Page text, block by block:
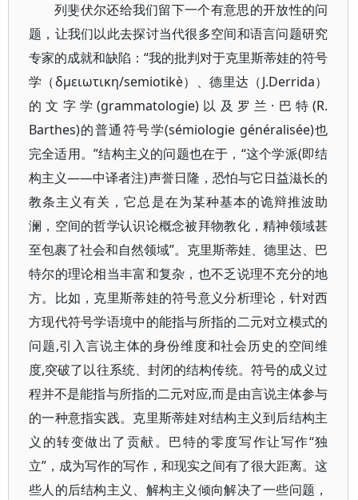
列斐伏尔还给我们留下一个有意思的开放性的问
题，让我们以此去探讨当代很多空间和语言问题研究
专家的成就和缺陷：“我的批判对于克里斯蒂娃的符号
学（δμειωτικη/semiotikè）、德里达（J.Derrida）
的文字学(grammatologie)以及罗兰·巴特(R.
Barthes)的普通符号学(sémiologie généralisée)也
完全适用。”结构主义的问题也在于，“这个学派(即结
构主义——中译者注)声誉日隆，恐怕与它日益滋长的
教条主义有关，它总是在为某种基本的诡辩推波助
澜，空间的哲学认识论概念被拜物教化，精神领域甚
至包裹了社会和自然领域”。克里斯蒂娃、德里达、巴
特尔的理论相当丰富和复杂，也不乏说理不充分的地
方。比如，克里斯蒂娃的符号意义分析理论，针对西
方现代符号学语境中的能指与所指的二元对立模式的
问题,引入言说主体的身份维度和社会历史的空间维
度,突破了以往系统、封闭的结构传统。符号的成义过
程并不是能指与所指的二元对应,而是由言说主体参与
的一种意指实践。克里斯蒂娃对结构主义到后结构主
义的转变做出了贡献。巴特的零度写作让写作“独
立”，成为写作的写作，和现实之间有了很大距离。这
些人的后结构主义、解构主义倾向解决了一些问题，